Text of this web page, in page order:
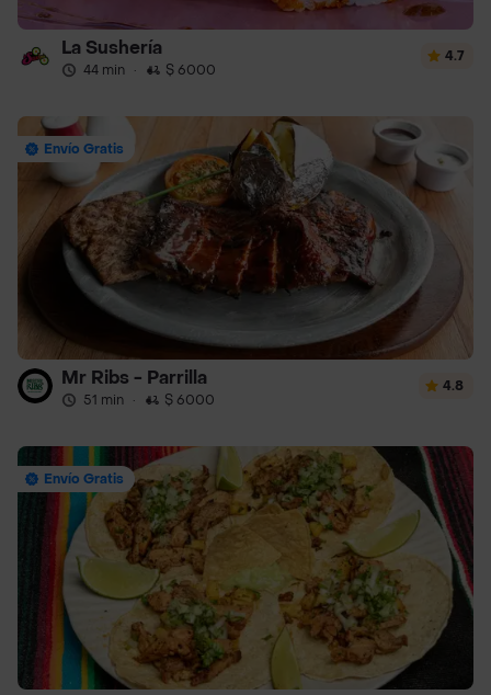
La Sushería
44 min · $ 6000
4.7
Envío Gratis
Mr Ribs - Parrilla
51 min · $ 6000
4.8
Envío Gratis